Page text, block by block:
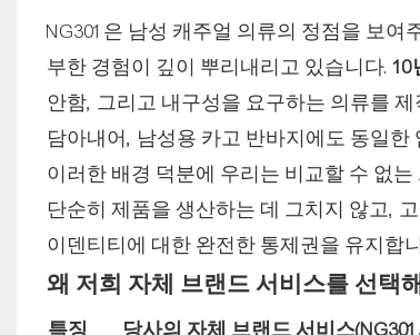
NG301은 남성 캐주얼 의류의 정점을 보
부한 경험이 깊이 뿌리내리고 있습니다.10
안함, 그리고 내구성을 요구하는 의류를
담아내어, 남성용 카고 반바지에도 동일한
이러한 배경 덕분에 우리는 비교할 수 없는
단순히 제품을 생산하는 데 그치지 않고,
이덴티티에 대한 완전한 통제권을 유지합
왜 저희 자체 브랜드 서비스를 선택
특징 당사의 자체 브랜드 서비스